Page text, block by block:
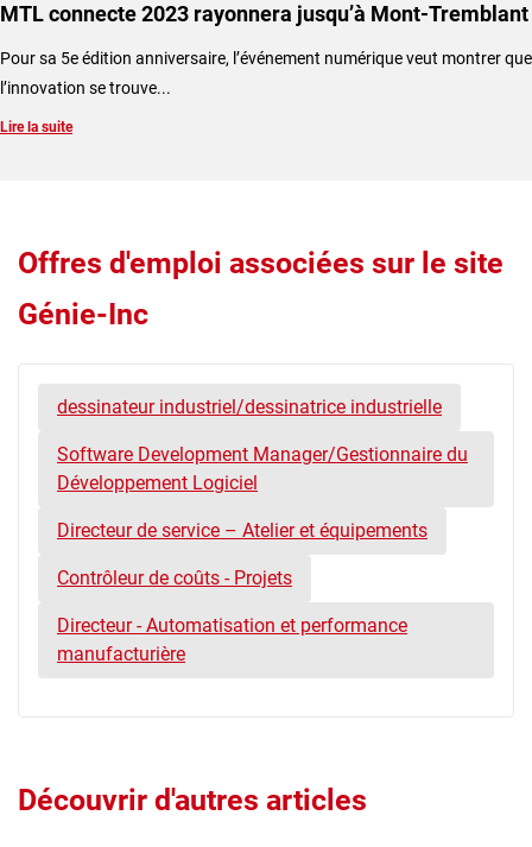
MTL connecte 2023 rayonnera jusqu’à Mont-Tremblant
​Pour sa 5e édition anniversaire, l’événement numérique veut montrer que
l’innovation se trouve...
Lire la suite
Offres d'emploi associées sur le site
Génie-Inc
dessinateur industriel/dessinatrice industrielle
Software Development Manager/Gestionnaire du
Développement Logiciel
Directeur de service – Atelier et équipements
Contrôleur de coûts - Projets
Directeur - Automatisation et performance
manufacturière
Découvrir d'autres articles